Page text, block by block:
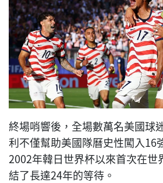
終場哨響後，全場數萬名美國球
利不僅幫助美國隊曆史性闖入16
2002年韓日世界杯以來首次在世
結了長達24年的等待。